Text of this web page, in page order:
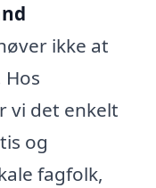
ikke at
vi det enkelt
og
fagfolk,